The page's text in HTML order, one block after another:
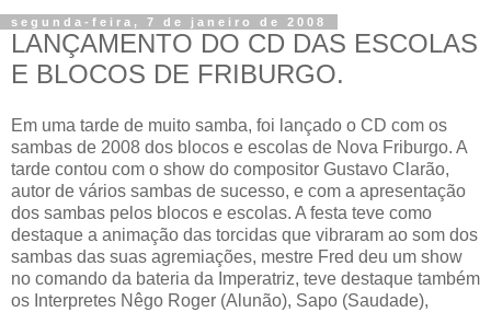
segunda-feira, 7 de janeiro de 2008
LANÇAMENTO DO CD DAS ESCOLAS
E BLOCOS DE FRIBURGO.
Em uma tarde de muito samba, foi lançado o CD com os
sambas de 2008 dos blocos e escolas de Nova Friburgo. A
tarde contou com o show do compositor Gustavo Clarão,
autor de vários sambas de sucesso, e com a apresentação
dos sambas pelos blocos e escolas. A festa teve como
destaque a animação das torcidas que vibraram ao som dos
sambas das suas agremiações, mestre Fred deu um show
no comando da bateria da Imperatriz, teve destaque também
os Interpretes Nêgo Roger (Alunão), Sapo (Saudade),